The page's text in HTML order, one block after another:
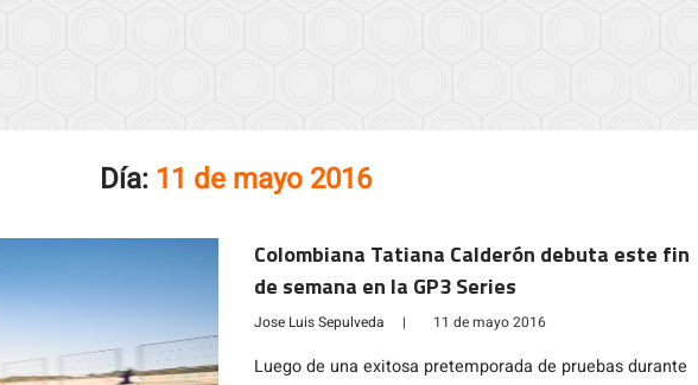
Día: 11 de mayo 2016
Colombiana Tatiana Calderón debuta este fin
de semana en la GP3 Series
Jose Luis Sepulveda | 11 de mayo 2016
Luego de una exitosa pretemporada de pruebas durante